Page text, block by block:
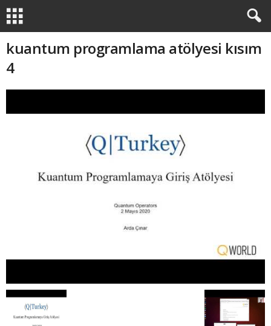
kuantum programlama atölyesi kısım
4